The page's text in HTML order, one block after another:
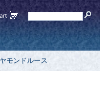
モンドルース